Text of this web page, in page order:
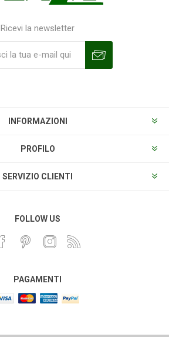
Ricevi la newsletter
INFORMAZIONI
PROFILO
SERVIZIO CLIENTI
FOLLOW US
PAGAMENTI